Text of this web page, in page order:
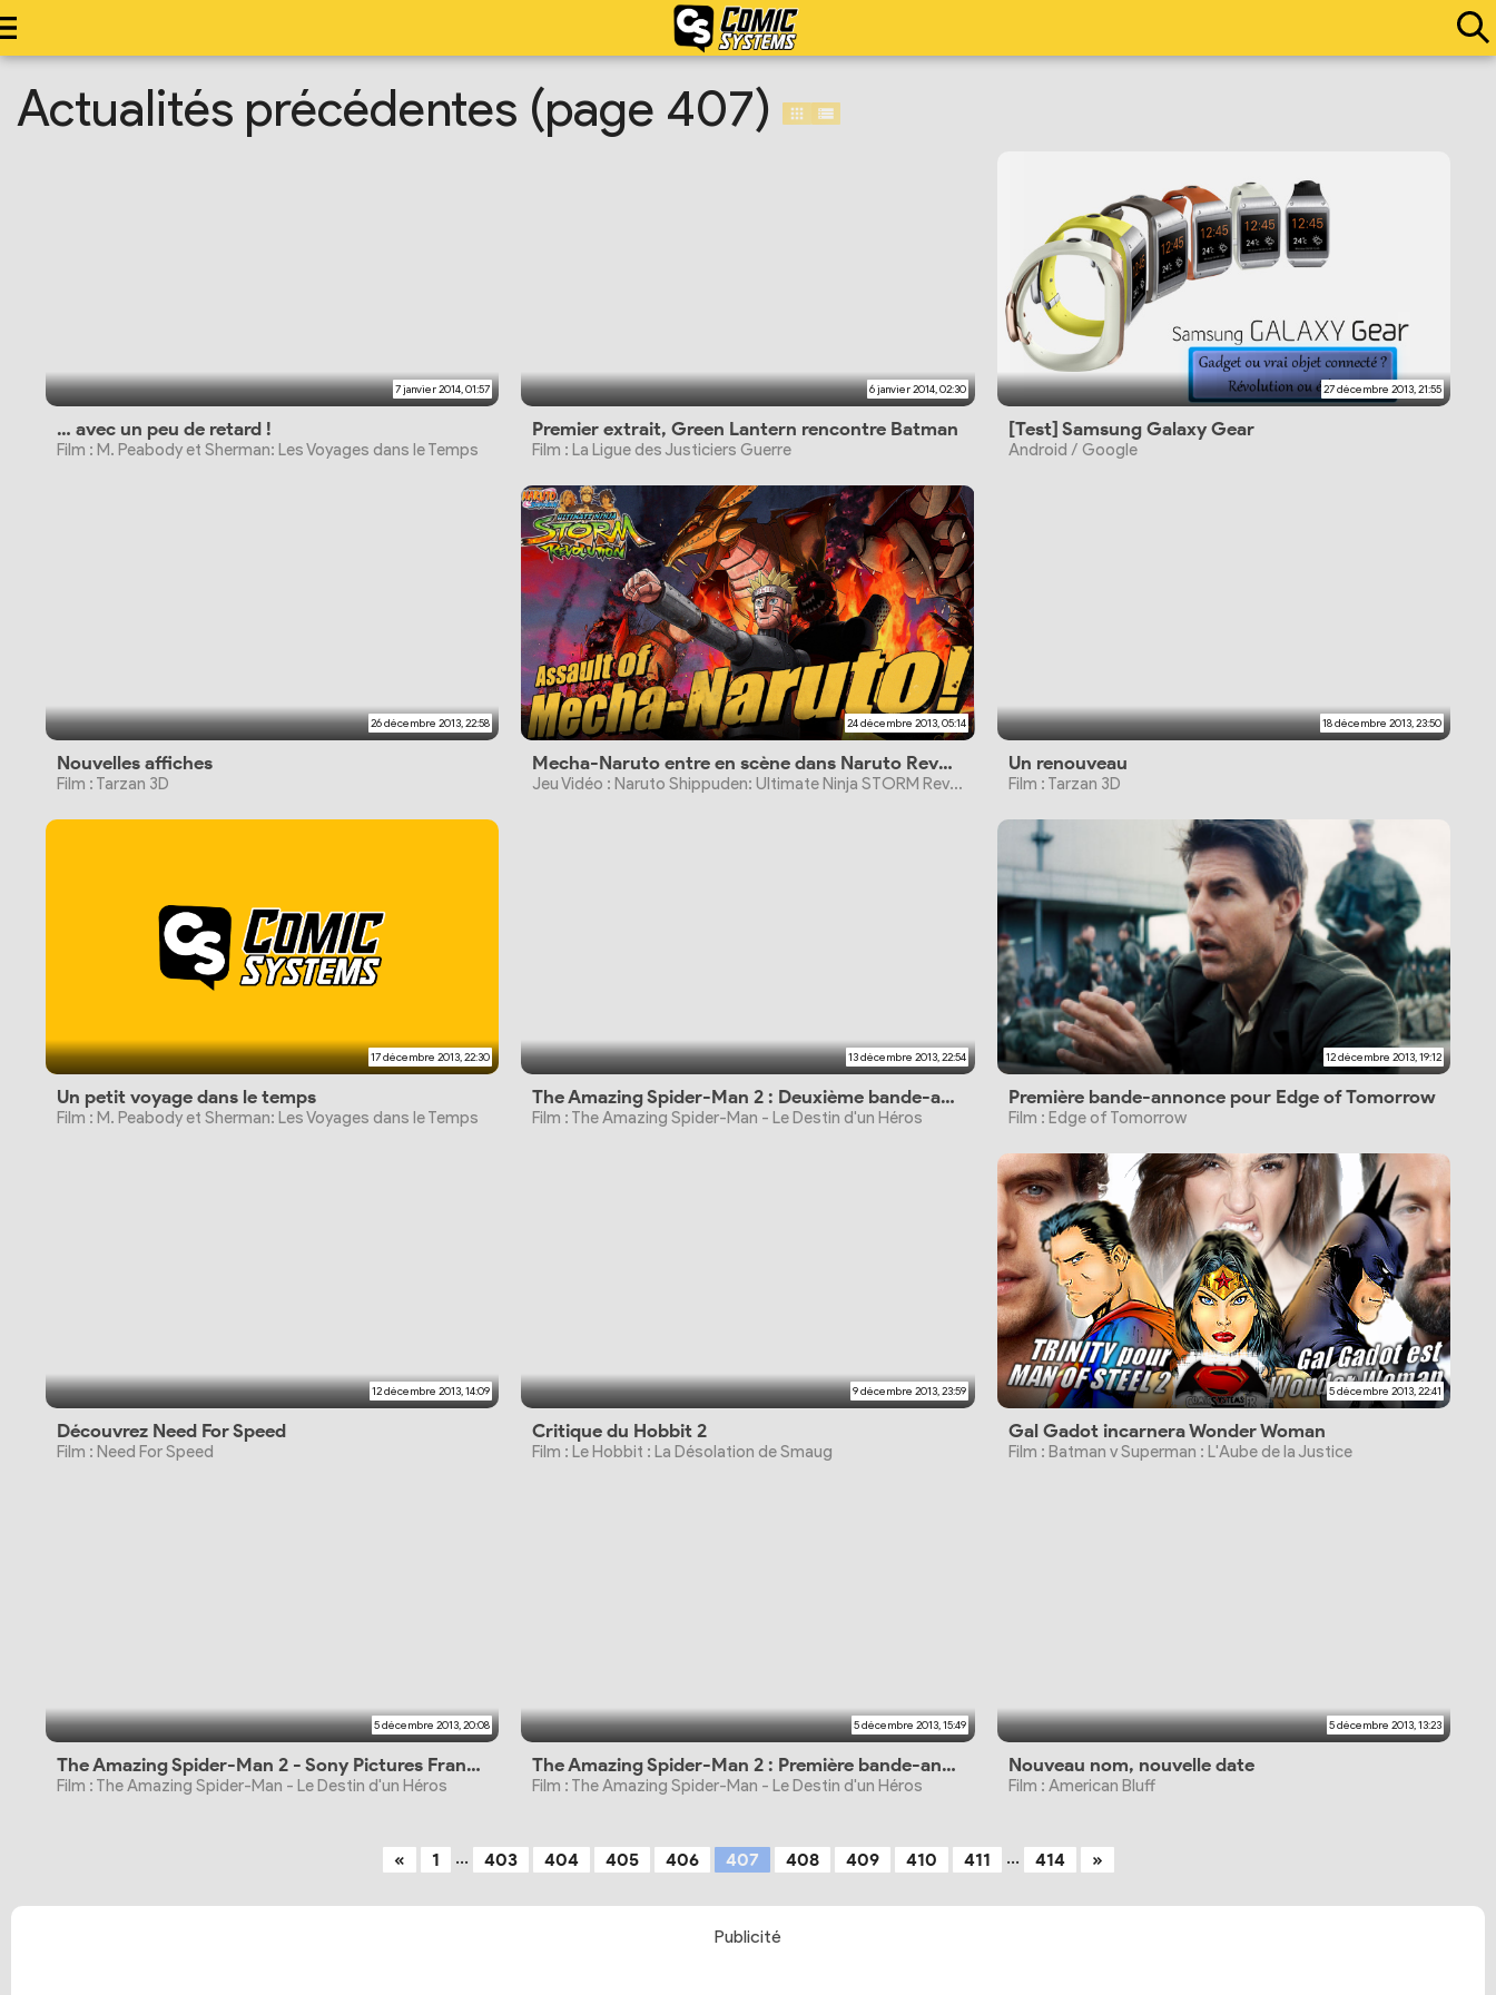
Actualités précédentes (page 407)
7 janvier 2014, 01:57
… avec un peu de retard !
Film : M. Peabody et Sherman: Les Voyages dans le Temps
6 janvier 2014, 02:30
Premier extrait, Green Lantern rencontre Batman
Film : La Ligue des Justiciers Guerre
27 décembre 2013, 21:55
[Test] Samsung Galaxy Gear
Android / Google
26 décembre 2013, 22:58
Nouvelles affiches
Film : Tarzan 3D
24 décembre 2013, 05:14
Mecha-Naruto entre en scène dans Naruto Revolution
Jeu Vidéo : Naruto Shippuden: Ultimate Ninja STORM Revolution
18 décembre 2013, 23:50
Un renouveau
Film : Tarzan 3D
17 décembre 2013, 22:30
Un petit voyage dans le temps
Film : M. Peabody et Sherman: Les Voyages dans le Temps
13 décembre 2013, 22:54
The Amazing Spider-Man 2 : Deuxième bande-annonce
Film : The Amazing Spider-Man - Le Destin d'un Héros
12 décembre 2013, 19:12
Première bande-annonce pour Edge of Tomorrow
Film : Edge of Tomorrow
12 décembre 2013, 14:09
Découvrez Need For Speed
Film : Need For Speed
9 décembre 2013, 23:59
Critique du Hobbit 2
Film : Le Hobbit : La Désolation de Smaug
5 décembre 2013, 22:41
Gal Gadot incarnera Wonder Woman
Film : Batman v Superman : L'Aube de la Justice
5 décembre 2013, 20:08
The Amazing Spider-Man 2 - Sony Pictures France change le nom
Film : The Amazing Spider-Man - Le Destin d'un Héros
5 décembre 2013, 15:49
The Amazing Spider-Man 2 : Première bande-annonce
Film : The Amazing Spider-Man - Le Destin d'un Héros
5 décembre 2013, 13:23
Nouveau nom, nouvelle date
Film : American Bluff
« 1 ... 403 404 405 406 407 408 409 410 411 ... 414 »
Publicité